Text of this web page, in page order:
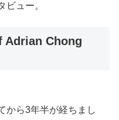
ビュー。
Adrian Chong
から3年半が経ちまし